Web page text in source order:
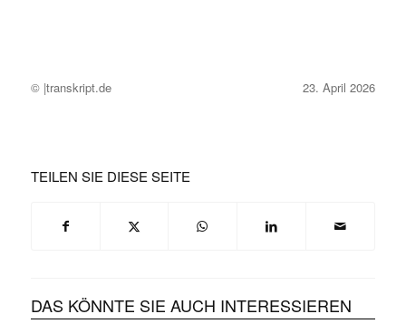
© |transkript.de 23. April 2026
TEILEN SIE DIESE SEITE
DAS KÖNNTE SIE AUCH INTERESSIEREN